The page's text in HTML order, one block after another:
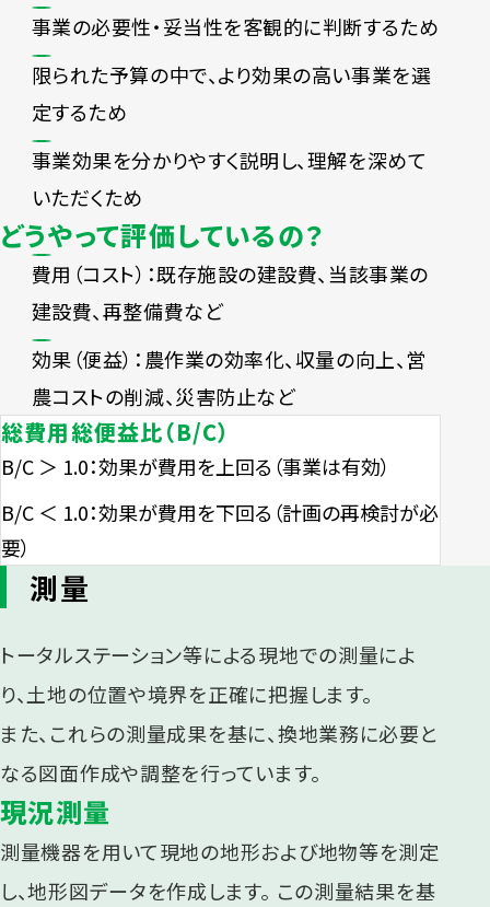
事業の必要性・妥当性を客観的に判断するため
限られた予算の中で、より効果の高い事業を選
定するため
事業効果を分かりやすく説明し、理解を深めて
いただくため
どうやって評価しているの？
費用（コスト）：既存施設の建設費、当該事業の
建設費、再整備費など
効果（便益）：農作業の効率化、収量の向上、営
農コストの削減、災害防止など
総費用総便益比（B/C）
B/C ＞ 1.0：効果が費用を上回る（事業は有効）
B/C ＜ 1.0：効果が費用を下回る（計画の再検討が必
要）
測量
トータルステーション等による現地での測量によ
り、土地の位置や境界を正確に把握します。
また、これらの測量成果を基に、換地業務に必要と
なる図面作成や調整を行っています。
現況測量
測量機器を用いて現地の地形および地物等を測定
し、地形図データを作成します。 この測量結果を基